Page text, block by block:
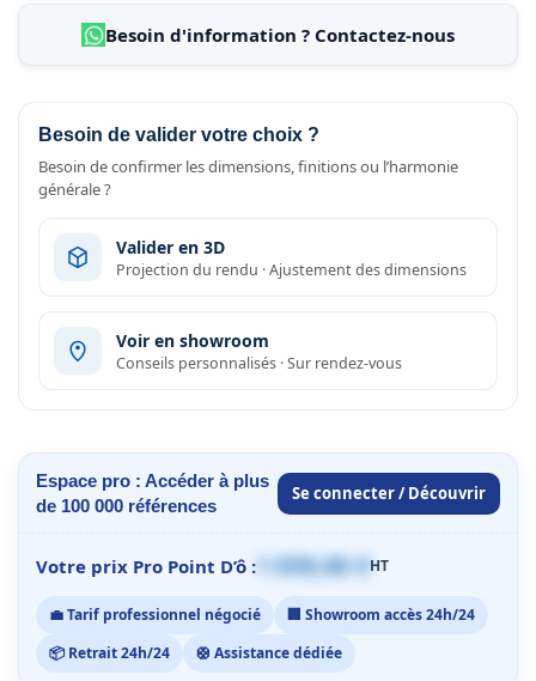
Besoin d'information ? Contactez-nous
Besoin de valider votre choix ?
Besoin de confirmer les dimensions, finitions ou l’harmonie
générale ?
Valider en 3D
Projection du rendu · Ajustement des dimensions
Voir en showroom
Conseils personnalisés · Sur rendez-vous
Espace pro : Accéder à plus
de 100 000 références
Se connecter / Découvrir
Votre prix Pro Point D’ô : 1 059,00 €HT
💼 Tarif professionnel négocié
🏢 Showroom accès 24h/24
📦 Retrait 24h/24
🛟 Assistance dédiée